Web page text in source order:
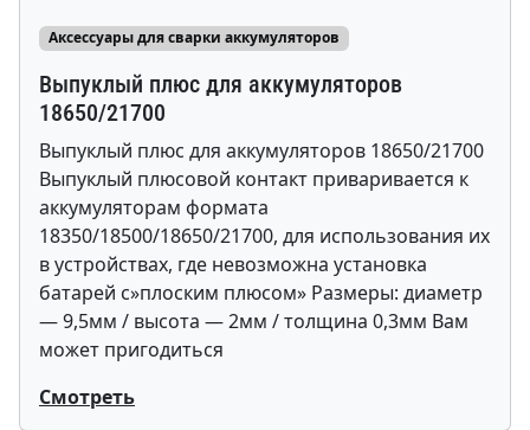
Аксессуары для сварки аккумуляторов
Выпуклый плюс для аккумуляторов
18650/21700
Выпуклый плюс для аккумуляторов 18650/21700
Выпуклый плюсовой контакт приваривается к
аккумуляторам формата
18350/18500/18650/21700, для использования их
в устройствах, где невозможна установка
батарей с»плоским плюсом» Размеры: диаметр
— 9,5мм / высота — 2мм / толщина 0,3мм Вам
может пригодиться
Смотреть